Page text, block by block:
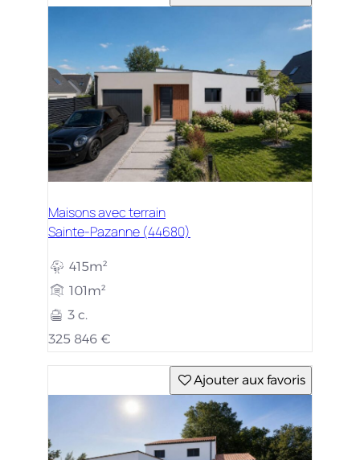
Maisons avec terrain
Sainte-Pazanne (44680)
415m²
101m²
3 c.
325 846 €
Ajouter aux favoris